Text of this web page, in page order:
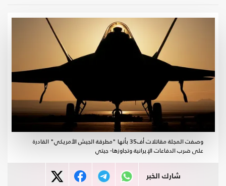
وصفت المجلة مقاتلات أف35 بأنها "مطرقة الجيش الأمريكي" القادرة
على ضرب الدفاعات الإيرانية وتجاوزها- جيتي
شارك الخبر